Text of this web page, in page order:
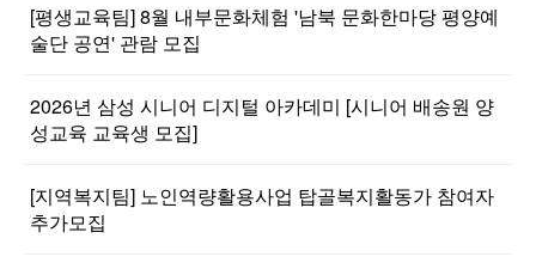
[평생교육팀] 8월 내부문화체험 '남북 문화한마당 평양예
술단 공연' 관람 모집
2026년 삼성 시니어 디지털 아카데미 [시니어 배송원 양
성교육 교육생 모집]
[지역복지팀] 노인역량활용사업 탑골복지활동가 참여자
추가모집